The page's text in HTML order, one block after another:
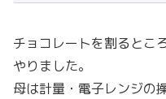
チョコレートを割るとこ
やりました。
母は計量・電子レンジの